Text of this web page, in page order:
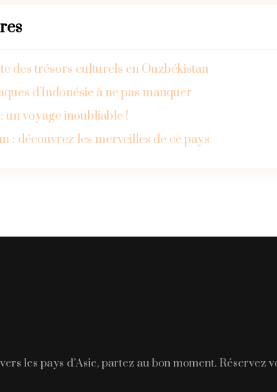
des trésors culturels en Ouzbékistan
d’Indonésie à ne pas manquer
un voyage inoubliable !
: découvrez les merveilles de ce pays
les pays d’Asie, partez au bon moment. Réservez